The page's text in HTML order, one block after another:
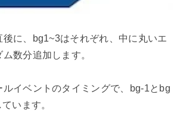
に、bg1~3はそれぞれ、中に丸いエ
数分追加します。
ルイベントのタイミングで、bg-1とbg
います。